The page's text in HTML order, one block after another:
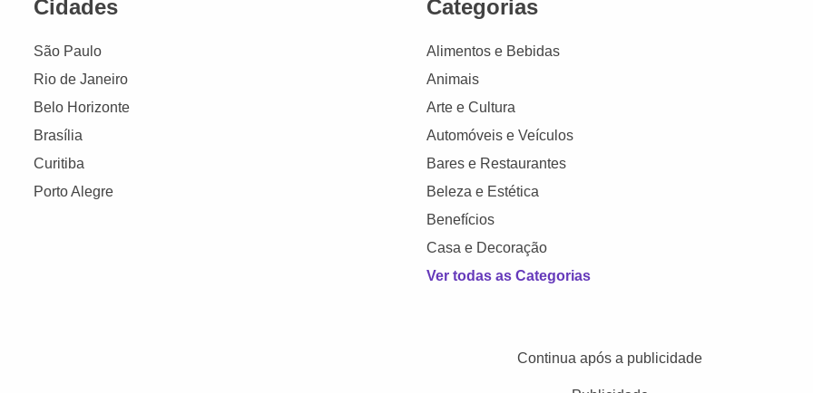
Cidades
São Paulo
Rio de Janeiro
Belo Horizonte
Brasília
Curitiba
Porto Alegre
Categorias
Alimentos e Bebidas
Animais
Arte e Cultura
Automóveis e Veículos
Bares e Restaurantes
Beleza e Estética
Benefícios
Casa e Decoração
Ver todas as Categorias
Continua após a publicidade